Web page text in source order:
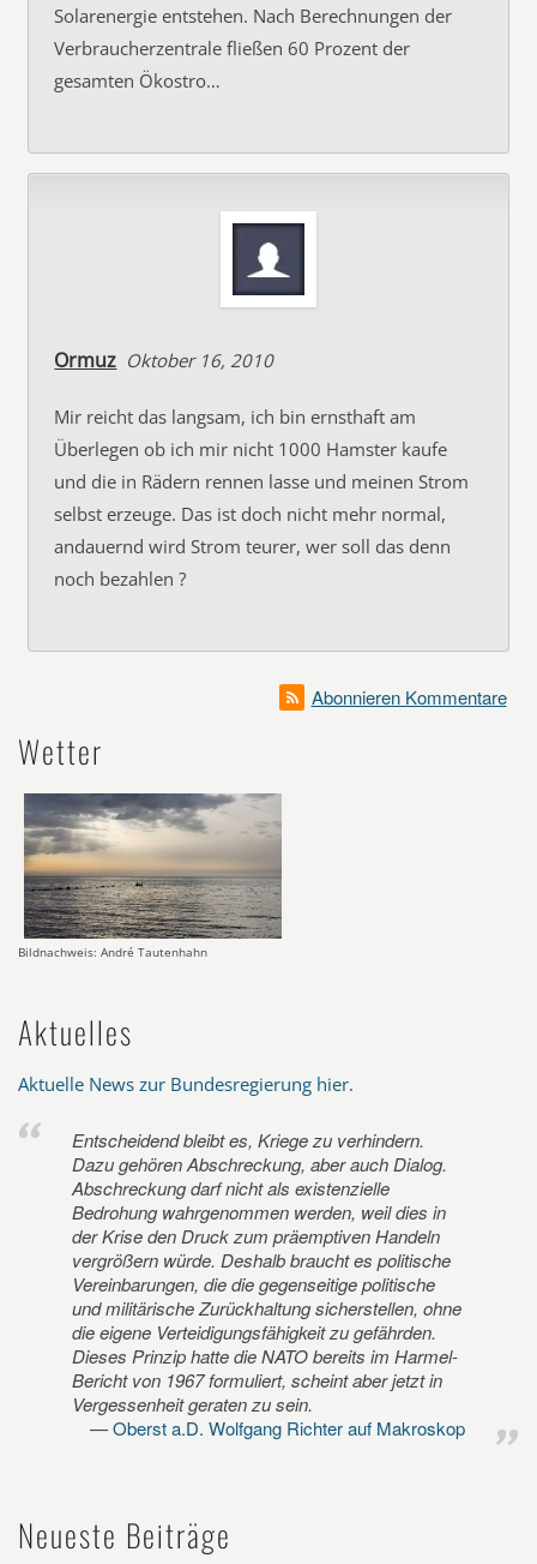
Solarenergie entstehen. Nach Berechnungen der
Verbraucherzentrale fließen 60 Prozent der
gesamten Ökostro…
Ormuz Oktober 16, 2010
Mir reicht das langsam, ich bin ernsthaft am
Überlegen ob ich mir nicht 1000 Hamster kaufe
und die in Rädern rennen lasse und meinen Strom
selbst erzeuge. Das ist doch nicht mehr normal,
andauernd wird Strom teurer, wer soll das denn
noch bezahlen ?
Abonnieren Kommentare
Wetter
Bildnachweis: André Tautenhahn
Aktuelles
Aktuelle News zur Bundesregierung hier.
Entscheidend bleibt es, Kriege zu verhindern.
Dazu gehören Abschreckung, aber auch Dialog.
Abschreckung darf nicht als existenzielle
Bedrohung wahrgenommen werden, weil dies in
der Krise den Druck zum präemptiven Handeln
vergrößern würde. Deshalb braucht es politische
Vereinbarungen, die die gegenseitige politische
und militärische Zurückhaltung sicherstellen, ohne
die eigene Verteidigungsfähigkeit zu gefährden.
Dieses Prinzip hatte die NATO bereits im Harmel-
Bericht von 1967 formuliert, scheint aber jetzt in
Vergessenheit geraten zu sein.
Oberst a.D. Wolfgang Richter auf Makroskop
Neueste Beiträge